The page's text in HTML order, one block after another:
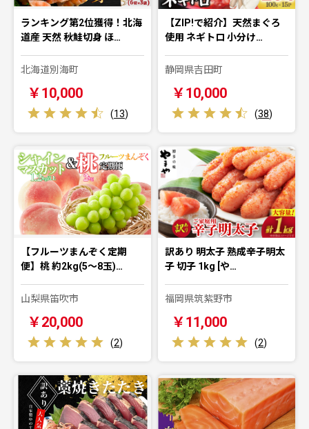
ランキング第2位獲得！北海
道産 天然 秋鮭切身 ほ…
北海道別海町
￥10,000
(13)
【ZIP!で紹介】天然まぐろ
使用 ネギトロ 小分け…
静岡県吉田町
￥10,000
(38)
【フルーツまんぞく定期
便】桃 約2kg(5～8玉)…
山梨県笛吹市
￥20,000
(2)
訳あり 明太子 熟成辛子明太
子 切子 1kg [や…
福岡県筑紫野市
￥11,000
(2)